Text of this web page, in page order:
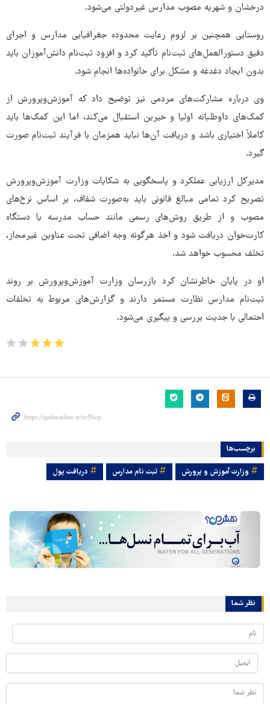
درخشان و شهریه مصوب مدارس غیردولتی می‌شود.
روستایی همچنین بر لزوم رعایت محدوده جغرافیایی مدارس و اجرای
دقیق دستورالعمل‌های ثبت‌نام تأکید کرد و افزود ثبت‌نام دانش‌آموزان باید
بدون ایجاد دغدغه و مشکل برای خانواده‌ها انجام شود.
وی درباره مشارکت‌های مردمی نیز توضیح داد که آموزش‌وپرورش از
کمک‌های داوطلبانه اولیا و خیرین استقبال می‌کند، اما این کمک‌ها باید
کاملاً اختیاری باشد و دریافت آن‌ها نباید همزمان با فرآیند ثبت‌نام صورت
گیرد.
مدیرکل ارزیابی عملکرد و پاسخگویی به شکایات وزارت آموزش‌وپرورش
تصریح کرد تمامی مبالغ قانونی باید به‌صورت شفاف، بر اساس نرخ‌های
مصوب و از طریق روش‌های رسمی مانند حساب مدرسه یا دستگاه
کارت‌خوان دریافت شود و اخذ هرگونه وجه اضافی تحت عناوین غیرمجاز،
تخلف محسوب خواهد شد.
او در پایان خاطرنشان کرد بازرسان وزارت آموزش‌وپرورش بر روند
ثبت‌نام مدارس نظارت مستمر دارند و گزارش‌های مربوط به تخلفات
احتمالی با جدیت بررسی و پیگیری می‌شود.
برچسب‌ها
وزارت آموزش و پرورش ثبت نام مدارس دریافت پول
نظر شما